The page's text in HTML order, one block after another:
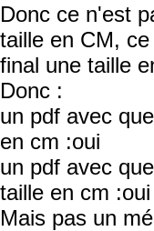
Donc ce n'est
taille en CM,
final une taille
Donc :
un pdf avec
en cm :oui
un pdf avec
taille en cm :oui
Mais pas un